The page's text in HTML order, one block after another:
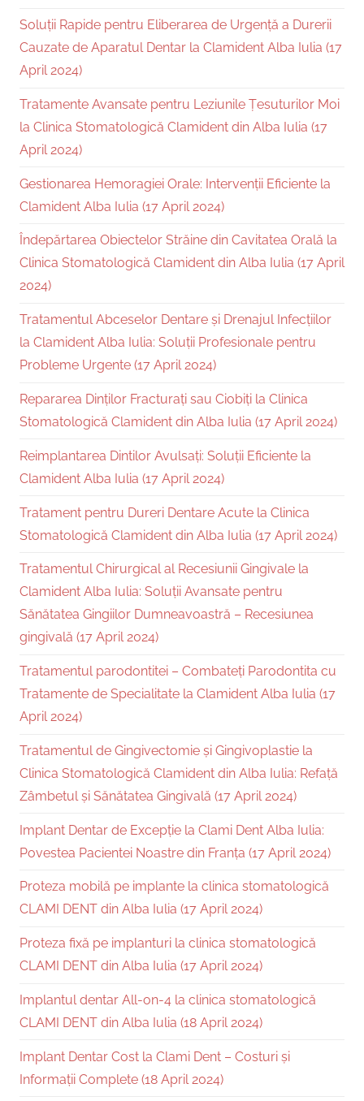
Soluții Rapide pentru Eliberarea de Urgență a Durerii
Cauzate de Aparatul Dentar la Clamident Alba Iulia (17
April 2024)
Tratamente Avansate pentru Leziunile Țesuturilor Moi
la Clinica Stomatologică Clamident din Alba Iulia (17
April 2024)
Gestionarea Hemoragiei Orale: Intervenții Eficiente la
Clamident Alba Iulia (17 April 2024)
Îndepărtarea Obiectelor Străine din Cavitatea Orală la
Clinica Stomatologică Clamident din Alba Iulia (17 April
2024)
Tratamentul Abceselor Dentare și Drenajul Infecțiilor
la Clamident Alba Iulia: Soluții Profesionale pentru
Probleme Urgente (17 April 2024)
Repararea Dinților Fracturați sau Ciobiți la Clinica
Stomatologică Clamident din Alba Iulia (17 April 2024)
Reimplantarea Dintilor Avulsați: Soluții Eficiente la
Clamident Alba Iulia (17 April 2024)
Tratament pentru Dureri Dentare Acute la Clinica
Stomatologică Clamident din Alba Iulia (17 April 2024)
Tratamentul Chirurgical al Recesiunii Gingivale la
Clamident Alba Iulia: Soluții Avansate pentru
Sănătatea Gingiilor Dumneavoastră – Recesiunea
gingivală (17 April 2024)
Tratamentul parodontitei – Combateți Parodontita cu
Tratamente de Specialitate la Clamident Alba Iulia (17
April 2024)
Tratamentul de Gingivectomie și Gingivoplastie la
Clinica Stomatologică Clamident din Alba Iulia: Refață
Zâmbetul și Sănătatea Gingivală (17 April 2024)
Implant Dentar de Excepție la Clami Dent Alba Iulia:
Povestea Pacientei Noastre din Franța (17 April 2024)
Proteza mobilă pe implante la clinica stomatologică
CLAMI DENT din Alba Iulia (17 April 2024)
Proteza fixă pe implanturi la clinica stomatologică
CLAMI DENT din Alba Iulia (17 April 2024)
Implantul dentar All-on-4 la clinica stomatologică
CLAMI DENT din Alba Iulia (18 April 2024)
Implant Dentar Cost la Clami Dent – Costuri și
Informații Complete (18 April 2024)